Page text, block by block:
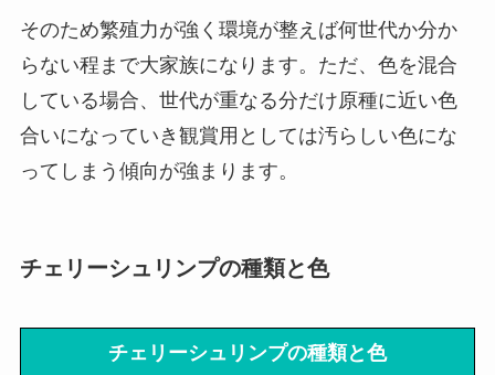
そのため繁殖力が強く環境が整えば何世代か分か
らない程まで大家族になります。ただ、色を混合
している場合、世代が重なる分だけ原種に近い色
合いになっていき観賞用としては汚らしい色にな
ってしまう傾向が強まります。
チェリーシュリンプの種類と色
チェリーシュリンプの種類と色